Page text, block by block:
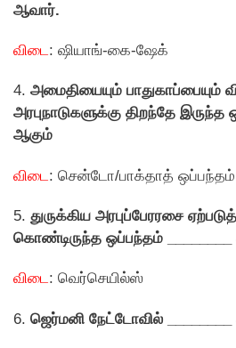
ஆவார்.
விடை: ஷியாங்-கை-ஷேக்
4. அமைதியையும் பாதுகாப்பையும்
அரபுநாடுகளுக்கு திறந்தே இருந்த
ஆகும்
விடை : சென்டோ/பாக்தாத் ஒப்பந்தம்
5. துருக்கிய அரபுப்பேரரசை
கொண்டிருந்த ஒப்பந்தம்
விடை: வெர்செயில்ஸ்
6. ஜெர்மனி நேட்டோவில்